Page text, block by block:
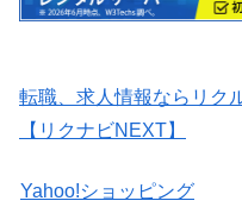
転職、求人情報ならリク
【リクナビNEXT】
Yahoo!ショッピング